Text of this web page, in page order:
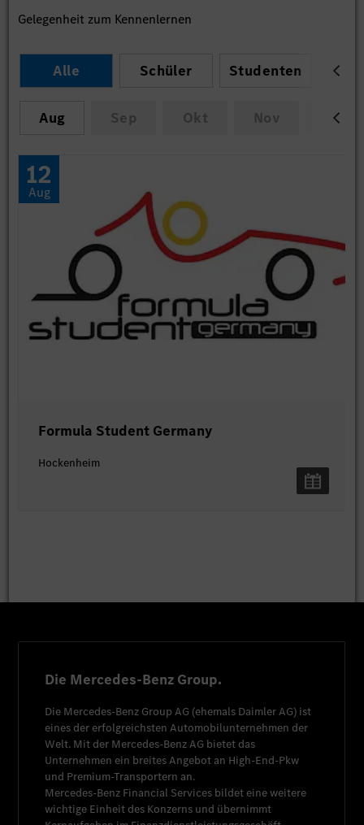
Gelegenheit zum Kennenlernen
Alle Schüler Studenten
Aug Sep Okt Nov Dez
12
Aug
Formula Student Germany
Hockenheim
Die Mercedes-Benz Group.
Die Mercedes-Benz Group AG (ehemals Daimler AG) ist
eines der erfolgreichsten Automobilunternehmen der
Welt. Mit der Mercedes-Benz AG bietet das
Unternehmen ein breites Angebot an High-End-Pkw
und Premium-Transportern an.
Mercedes-Benz Financial Services bildet eine weitere
wichtige Einheit des Konzerns und übernimmt